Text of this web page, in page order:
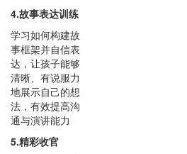
4.故事表达训练
学习如何构建故
事框架并自信表
达，让孩子能够
清晰、有说服力
地展示自己的想
法，有效提高沟
通与演讲能力
5.精彩收官